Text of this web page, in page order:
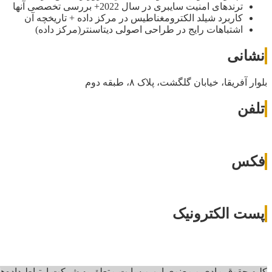
ترندهای امنیت سایبری در سال 2022+ بررسی تخصصی آنها
کاربرد شیلد الکترومغناطیس در مرکز داده + تاریخچه آن
اشتباهات رایج در طراحی اصولی دیتاسنتر(مرکز داده)
نشانی
بلوار آفریقا، خیابان گلگشت، پلاک ۸، طبقه دوم
تلفن
فکس
پست الکترونیک